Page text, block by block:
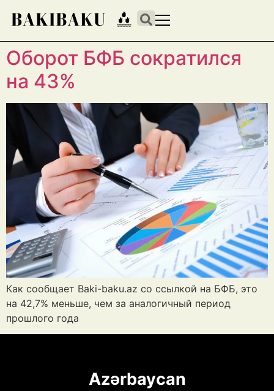
Оборот БФБ сократился
на 43%
Как сообщает Baki-baku.az со ссылкой на БФБ, это
на 42,7% меньше, чем за аналогичный период
прошлого года
Azərbaycan